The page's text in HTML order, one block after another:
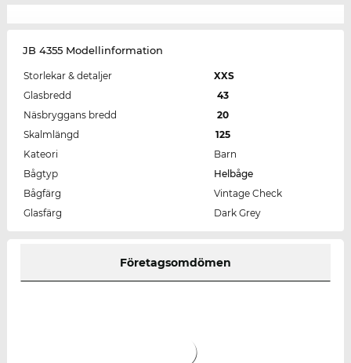
JB 4355 Modellinformation
Storlekar & detaljer
XXS
Glasbredd
43
Näsbryggans bredd
20
Skalmlängd
125
Kateori
Barn
Bågtyp
Helbåge
Bågfärg
Vintage Check
Glasfärg
Dark Grey
Företagsomdömen